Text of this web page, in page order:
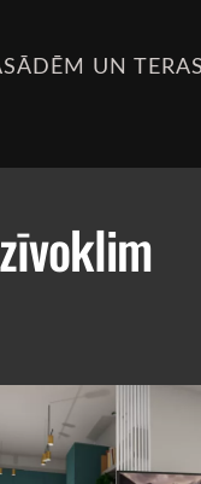
UN